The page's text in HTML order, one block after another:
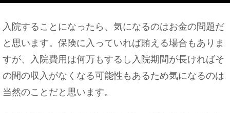
入院することになったら、気になるのはお金の問題だ
と思います。保険に入っていれば賄える場合もありま
すが、入院費用は何万もするし入院期間が長ければそ
の間の収入がなくなる可能性もあるため気になるのは
当然のことだと思います。